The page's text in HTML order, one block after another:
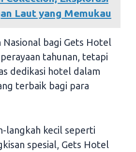
Laut yang Memukau
Nasional bagi Gets Hotel
tahunan, tetapi
dedikasi hotel dalam
terbaik bagi para
langkah kecil seperti
spesial, Gets Hotel